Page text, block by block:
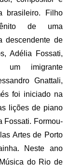
brasileiro. Filho
de uma
descendente de
Adélia Fossati,
imigrante
Gnattali,
foi iniciado na
lições de piano
Fossati. Formou-
Artes de Porto
Neste ano
do Rio de